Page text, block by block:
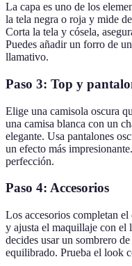
La capa es uno de los
la tela negra o roja y mide
Corta la tela y cósela,
Puedes añadir un forro de
llamativo.
Paso 3: Top y
Elige una camisola oscura
una camisa blanca con un
elegante. Usa pantalones
un efecto más
perfección.
Paso 4: Accesorios
Los accesorios completan
y ajusta el maquillaje con el
decides usar un sombrero
equilibrado. Prueba el look